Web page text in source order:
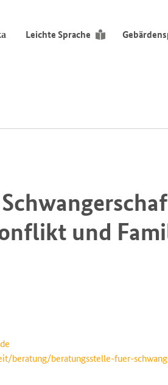
Leichte Sprache
und
beratung/beratungsstelle-fuer-